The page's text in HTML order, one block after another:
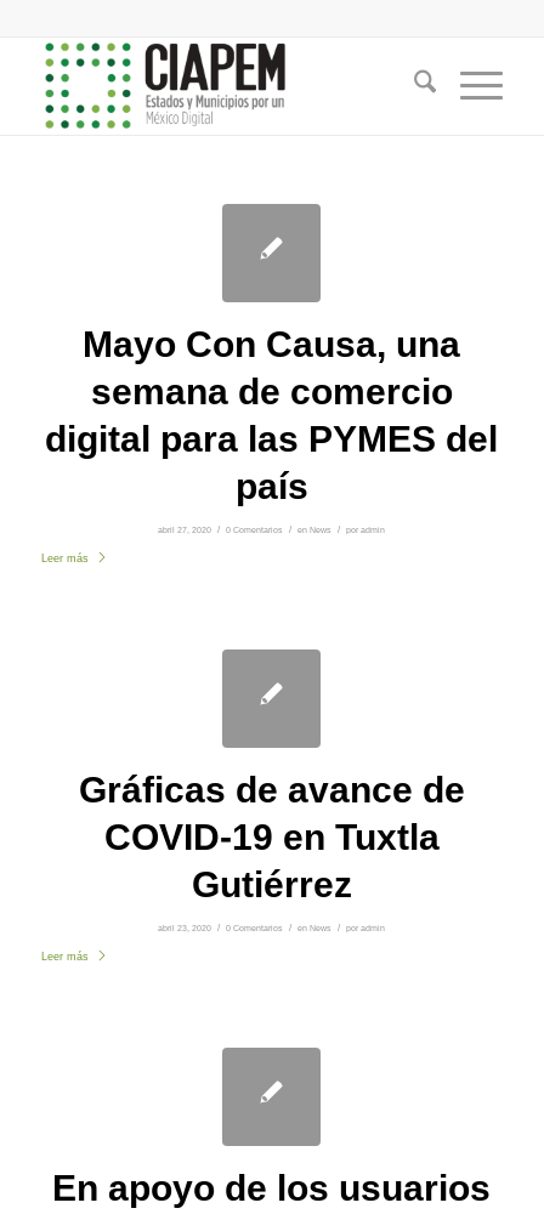
Mayo Con Causa, una
semana de comercio
digital para las PYMES del
país
abril 27, 2020 / 0 Comentarios / enNews / poradmin
Leer más
Gráficas de avance de
COVID-19 en Tuxtla
Gutiérrez
abril 23, 2020 / 0 Comentarios / enNews / poradmin
Leer más
En apoyo de los usuarios